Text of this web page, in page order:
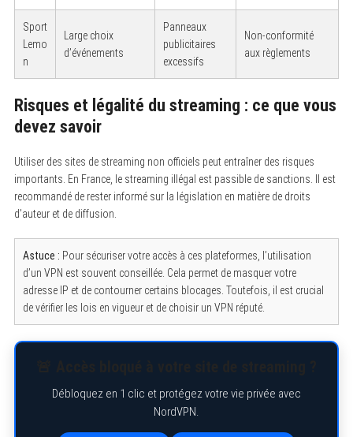
Sport
Lemo
n
Large choix
d’événements
Panneaux
publicitaires
excessifs
Non-conformité
aux règlements
Risques et légalité du streaming : ce que vous
devez savoir
Utiliser des sites de streaming non officiels peut entraîner des risques
importants. En France, le streaming illégal est passible de sanctions. Il est
recommandé de rester informé sur la législation en matière de droits
d’auteur et de diffusion.
Astuce : Pour sécuriser votre accès à ces plateformes, l’utilisation
d’un VPN est souvent conseillée. Cela permet de masquer votre
adresse IP et de contourner certains blocages. Toutefois, il est crucial
de vérifier les lois en vigueur et de choisir un VPN réputé.
Débloquez en 1 clic et protégez votre vie privée avec
NordVPN.